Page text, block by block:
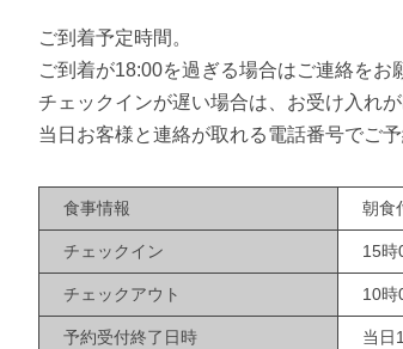
ご到着予定時間。
ご到着が18:00を過ぎる場合はご連絡をお
チェックインが遅い場合は、お受け入れ
当日お客様と連絡が取れる電話番号でご予
食事情報 朝食
チェックイン 15時
チェックアウト 10時
予約受付終了日時 当日